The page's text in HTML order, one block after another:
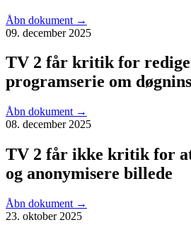
Åbn dokument →
09. december 2025
TV 2 får kritik for
programserie om
Åbn dokument →
08. december 2025
TV 2 får ikke kritik for
og anonymisere billede
Åbn dokument →
23. oktober 2025